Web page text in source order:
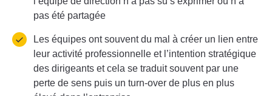
pas été partagée
Les équipes ont souvent du mal à créer un lien entre
leur activité professionnelle et l’intention stratégique
des dirigeants et cela se traduit souvent par une
perte de sens puis un turn-over de plus en plus